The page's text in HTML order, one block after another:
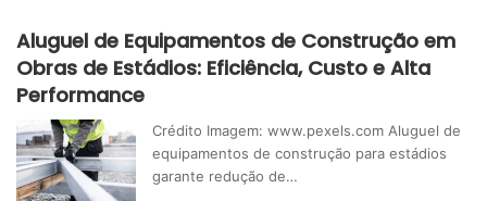
Aluguel de Equipamentos de Construção em
Obras de Estádios: Eficiência, Custo e Alta
Performance
Crédito Imagem: www.pexels.com Aluguel de
equipamentos de construção para estádios
garante redução de…